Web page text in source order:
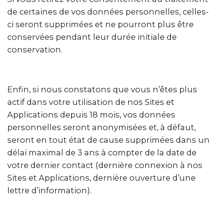
de certaines de vos données personnelles, celles-
ci seront supprimées et ne pourront plus être
conservées pendant leur durée initiale de
conservation.
Enfin, si nous constatons que vous n’êtes plus
actif dans votre utilisation de nos Sites et
Applications depuis 18 mois, vos données
personnelles seront anonymisées et, à défaut,
seront en tout état de cause supprimées dans un
délai maximal de 3 ans à compter de la date de
votre dernier contact (dernière connexion à nos
Sites et Applications, dernière ouverture d’une
lettre d’information).